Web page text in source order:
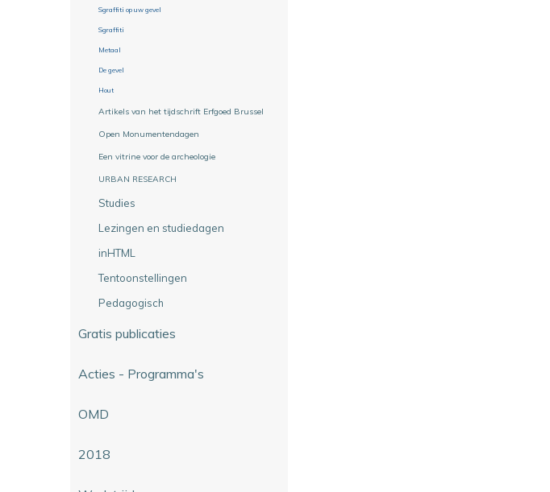
Sgraffiti op uw gevel
Sgraffiti
Metaal
De gevel
Hout
Artikels van het tijdschrift Erfgoed Brussel
Open Monumentendagen
Een vitrine voor de archeologie
URBAN RESEARCH
Studies
Lezingen en studiedagen
inHTML
Tentoonstellingen
Pedagogisch
Gratis publicaties
Acties - Programma's
OMD
2018